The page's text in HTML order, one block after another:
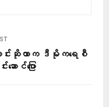
င်းဆိုတာက ဒီမိုကရေစီ
ာင်ပြော